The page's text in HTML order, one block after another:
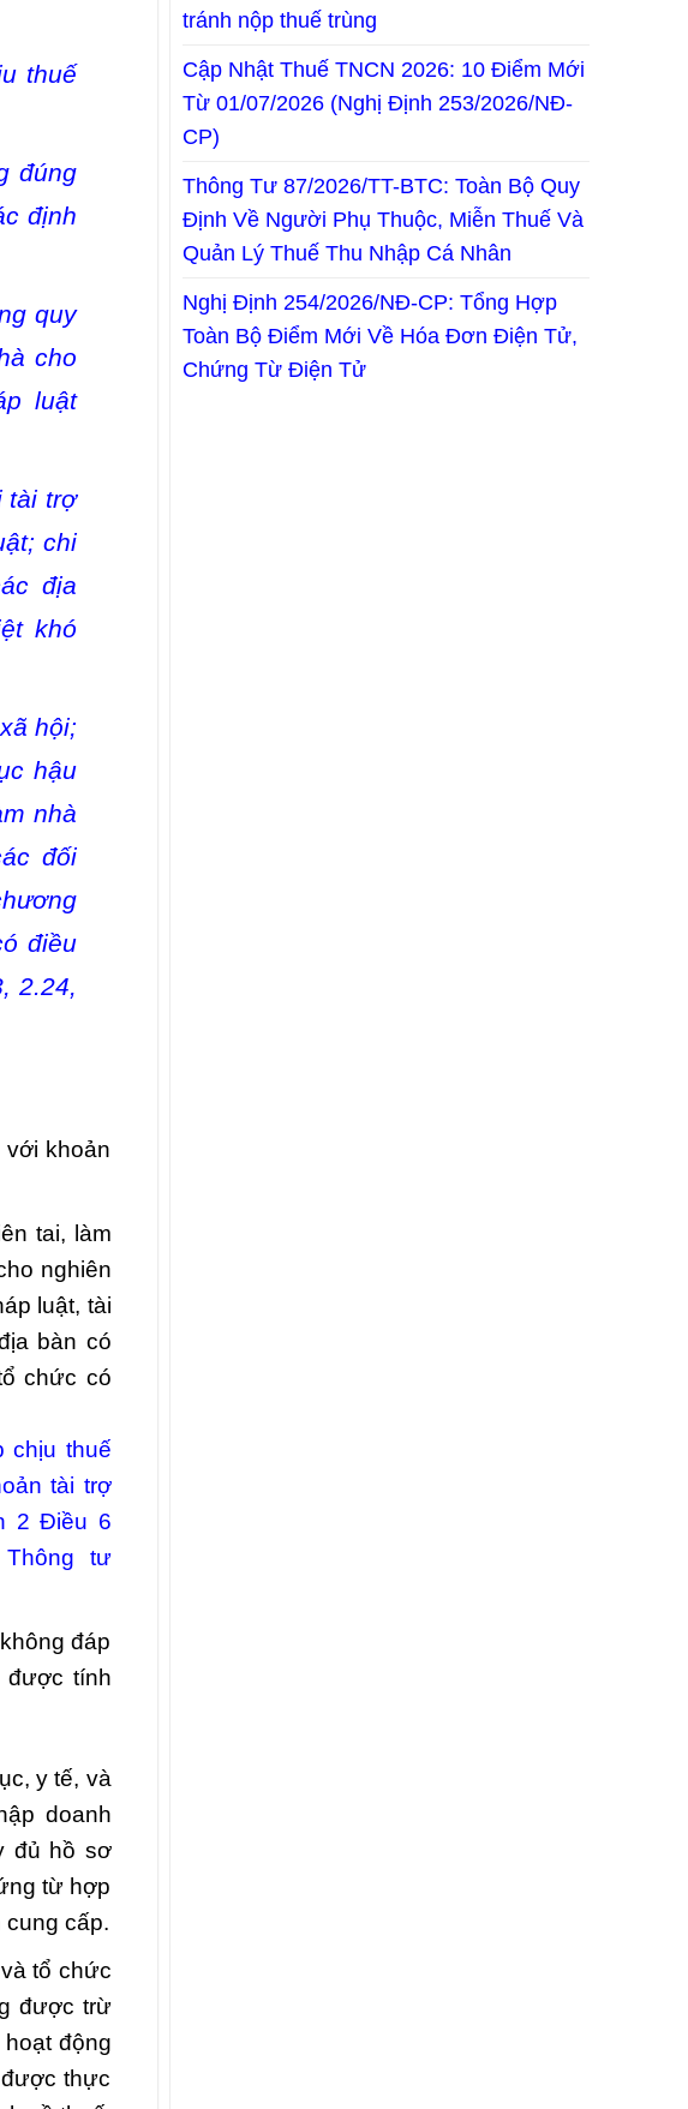
thuế
đúng
định
quy
cho
luật
tài trợ
chi
địa
khó
hội;
hậu
nhà
đối
điều
2.24,
khoản
tai, làm
nghiên
luật, tài
bàn có
chức có
chịu thuế
tài trợ
2 Điều 6
tư
đáp
được tính
y tế, và
doanh
đủ hồ sơ
từ hợp
cung cấp.
tổ chức
được trừ
động
thực
tránh nộp thuế trùng
Cập Nhật Thuế TNCN 2026: 10 Điểm Mới
Từ 01/07/2026 (Nghị Định 253/2026/NĐ-
CP)
Thông Tư 87/2026/TT-BTC: Toàn Bộ Quy
Định Về Người Phụ Thuộc, Miễn Thuế Và
Quản Lý Thuế Thu Nhập Cá Nhân
Nghị Định 254/2026/NĐ-CP: Tổng Hợp
Toàn Bộ Điểm Mới Về Hóa Đơn Điện Tử,
Chứng Từ Điện Tử